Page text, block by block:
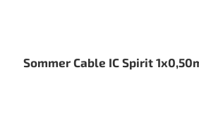
Sommer Cable IC Spirit